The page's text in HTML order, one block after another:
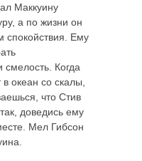
Маккуину
а по жизни он
спокойствия. Ему
смелость. Когда
океан со скалы,
что Стив
доведись ему
Мел Гибсон